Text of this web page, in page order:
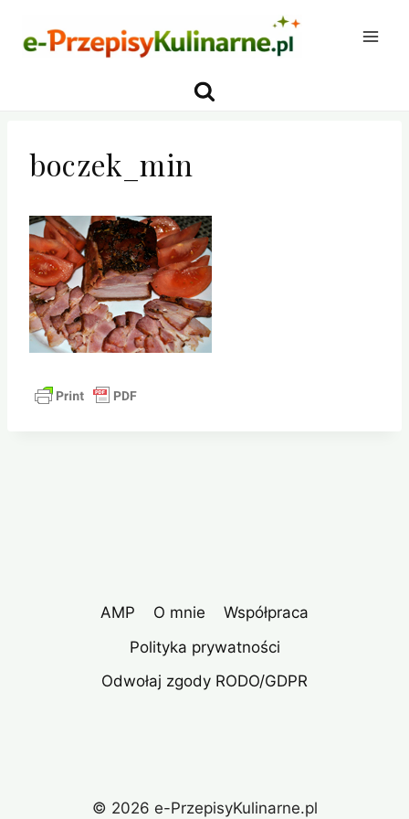
boczek_min
AMP O mnie
Współpraca
Polityka prywatności
Odwołaj zgody RODO/GDPR
© 2026 e-PrzepisyKulinarne.pl